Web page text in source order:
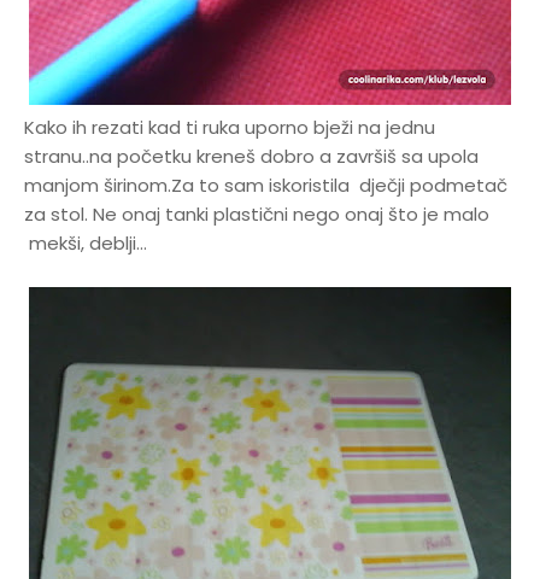
Kako ih rezati kad ti ruka uporno bježi na jednu
stranu..na početku kreneš dobro a završiš sa upola
manjom širinom.Za to sam iskoristila dječji podmetač
za stol. Ne onaj tanki plastični nego onaj što je malo
mekši, deblji...